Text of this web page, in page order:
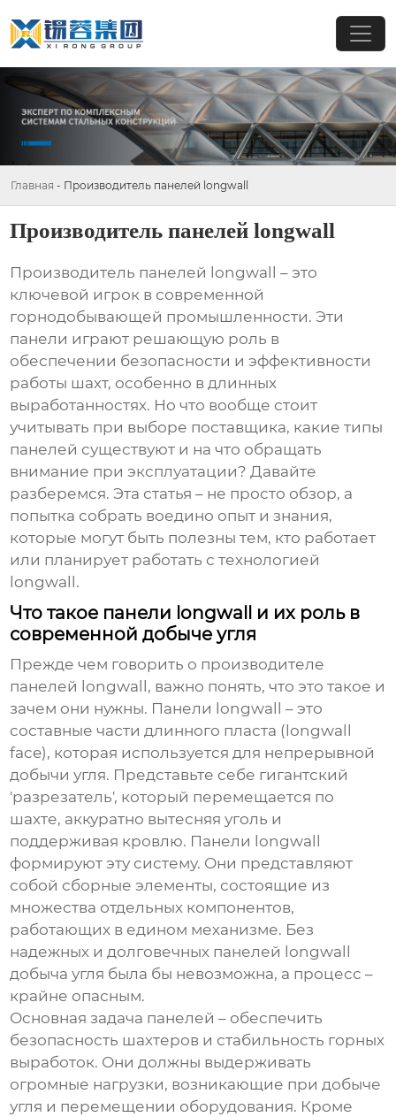
Главная - Производитель панелей longwall
Производитель панелей longwall
Производитель панелей longwall
– это
ключевой игрок в современной
горнодобывающей промышленности. Эти
панели играют решающую роль в
обеспечении безопасности и эффективности
работы шахт, особенно в длинных
выработанностях. Но что вообще стоит
учитывать при выборе поставщика, какие типы
панелей существуют и на что обращать
внимание при эксплуатации? Давайте
разберемся. Эта статья – не просто обзор, а
попытка собрать воедино опыт и знания,
которые могут быть полезны тем, кто работает
или планирует работать с технологией
longwall.
Что такое панели longwall и их роль в
современной добыче угля
Прежде чем говорить о производителе
панелей longwall , важно понять, что это такое и
зачем они нужны. Панели longwall – это
составные части длинного пласта (longwall
face), которая используется для непрерывной
добычи угля. Представьте себе гигантский
'разрезатель', который перемещается по
шахте, аккуратно вытесняя уголь и
поддерживая кровлю. Панели longwall
формируют эту систему. Они представляют
собой сборные элементы, состоящие из
множества отдельных компонентов,
работающих в едином механизме. Без
надежных и долговечных панелей longwall
добыча угля была бы невозможна, а процесс –
крайне опасным.
Основная задача панелей – обеспечить
безопасность шахтеров и стабильность горных
выработок. Они должны выдерживать
огромные нагрузки, возникающие при добыче
угля и перемещении оборудования. Кроме